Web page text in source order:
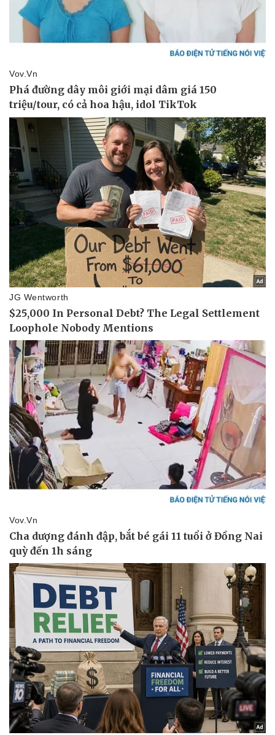
Văn hóa
Sân khấu - Điện ảnh
Di sản
Giải trí
Nghệ sĩ
Thời trang
Du lịch
Tư vấn
Săn Tour
check-in
Câu chuyện thời sự
Đọc truyện đêm khuya
Cửa sổ tình yêu
Kể chuyện cho bé
Hạt giống tâm hồn